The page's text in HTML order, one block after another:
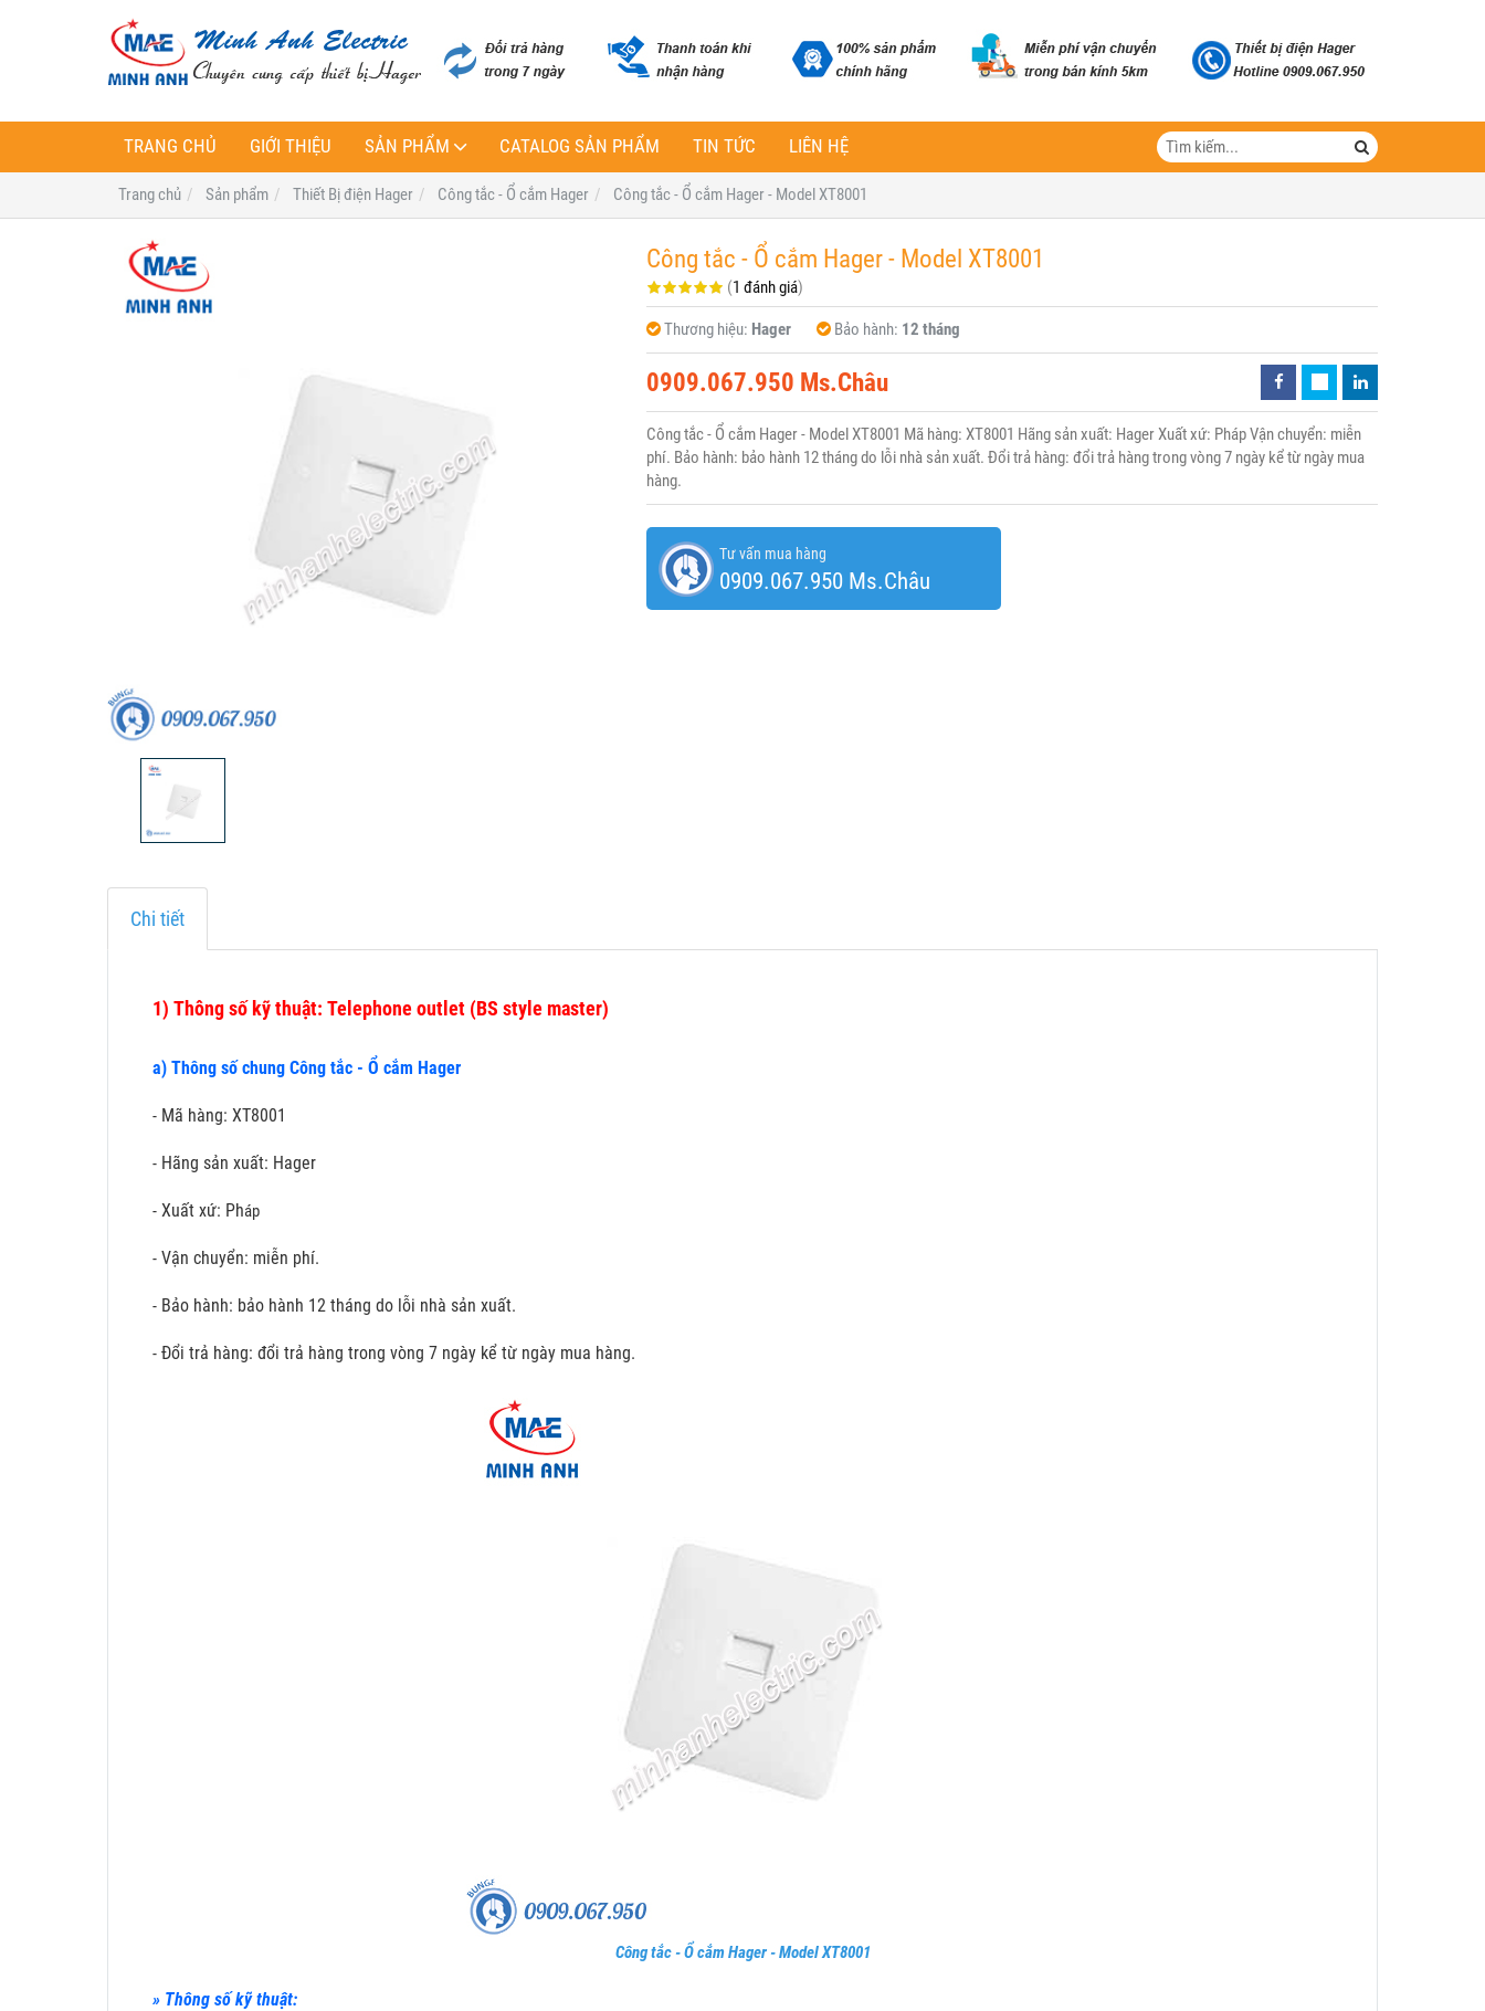
TRANG CHỦ GIỚI THIỆU SẢN PHẨM CATALOG SẢN PHẨM TIN TỨC LIÊN HỆ
Trang chủ Sản phẩm Thiết Bị điện Hager Công tắc - Ổ cắm Hager Công tắc - Ổ cắm Hager - Model XT8001
Công tắc - Ổ cắm Hager - Model XT8001
(1 đánh giá)
Thương hiệu: Hager Bảo hành: 12 tháng
0909.067.950 Ms.Châu
Công tắc - Ổ cắm Hager - Model XT8001 Mã hàng: XT8001 Hãng sản xuất: Hager Xuất xứ: Pháp Vận chuyển: miễn
phí. Bảo hành: bảo hành 12 tháng do lỗi nhà sản xuất. Đổi trả hàng: đổi trả hàng trong vòng 7 ngày kể từ ngày mua
hàng.
Tư vấn mua hàng
0909.067.950 Ms.Châu
Chi tiết
1) Thông số kỹ thuật: Telephone outlet (BS style master)
a) Thông số chung Công tắc - Ổ cắm Hager
- Mã hàng: XT8001
- Hãng sản xuất: Hager
- Xuất xứ: Pháp
- Vận chuyển: miễn phí.
- Bảo hành: bảo hành 12 tháng do lỗi nhà sản xuất.
- Đổi trả hàng: đổi trả hàng trong vòng 7 ngày kể từ ngày mua hàng.
Công tắc - Ổ cắm Hager - Model XT8001
» Thông số kỹ thuật: